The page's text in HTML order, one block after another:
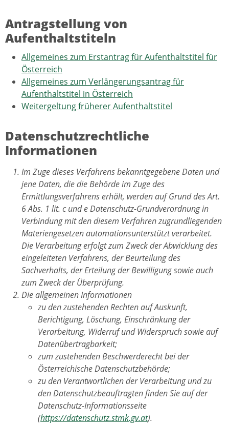
Antragstellung von
Aufenthaltstiteln
Allgemeines zum Erstantrag für Aufenthaltstitel für
Österreich
Allgemeines zum Verlängerungsantrag für
Aufenthaltstitel in Österreich
Weitergeltung früherer Aufenthaltstitel
Datenschutzrechtliche
Informationen
Im Zuge dieses Verfahrens bekanntgegebene Daten und
jene Daten, die die Behörde im Zuge des
Ermittlungsverfahrens erhält, werden auf Grund des Art.
6 Abs. 1 lit. c und e Datenschutz-Grundverordnung in
Verbindung mit den diesem Verfahren zugrundliegenden
Materiengesetzen automationsunterstützt verarbeitet.
Die Verarbeitung erfolgt zum Zweck der Abwicklung des
eingeleiteten Verfahrens, der Beurteilung des
Sachverhalts, der Erteilung der Bewilligung sowie auch
zum Zweck der Überprüfung.
Die allgemeinen Informationen
zu den zustehenden Rechten auf Auskunft,
Berichtigung, Löschung, Einschränkung der
Verarbeitung, Widerruf und Widerspruch sowie auf
Datenübertragbarkeit;
zum zustehenden Beschwerderecht bei der
Österreichische Datenschutzbehörde;
zu den Verantwortlichen der Verarbeitung und zu
den Datenschutzbeauftragten finden Sie auf der
Datenschutz-Informationsseite
(https://datenschutz.stmk.gv.at).